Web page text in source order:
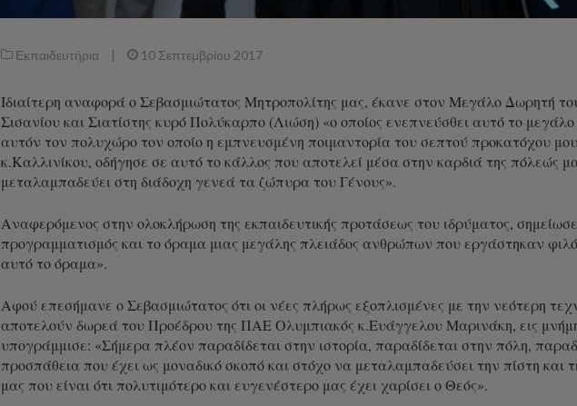
Εκπαιδευτήρια 10 Σεπτεμβρίου 2017
Ιδιαίτερη αναφορά ο Σεβασμιώτατος Μητροπολίτης μας, έκανε στον Μεγάλο Δωρητή
Σισανίου και Σιατίστης κυρό Πολύκαρπο (Λιώση) «ο οποίος ενεπνεύσθει αυτό το
αυτόν τον πολυχώρο τον οποίο η εμπνευσμένη ποιμαντορία του σεπτού προκατόχου
κ.Καλλινίκου, οδήγησε σε αυτό το κάλλος που αποτελεί μέσα στην καρδιά της πόλεώς
μεταλαμπαδεύει στη διάδοχη γενεά τα ζώπυρα του Γένους».
Αναφερόμενος στην ολοκλήρωση της εκπαιδευτικής προτάσεως του ιδρύματος,
προγραμματισμός και το όραμα μιας μεγάλης πλειάδος ανθρώπων που εργάστηκαν
αυτό το όραμα».
Αφού επεσήμανε ο Σεβασμιώτατος ότι οι νέες πλήρως εξοπλισμένες με την νεότερη
αποτελούν δωρεά του Προέδρου της ΠΑΕ Ολυμπιακός κ.Ευάγγελου Μαρινάκη, εις
υπογράμμισε: «Σήμερα πλέον παραδίδεται στην ιστορία, παραδίδεται στην πόλη,
προσπάθεια που έχει ως μοναδικό σκοπό και στόχο να μεταλαμπαδεύσει την πίστη και
μας που είναι ότι πολυτιμότερο και ευγενέστερο μας έχει χαρίσει ο Θεός».